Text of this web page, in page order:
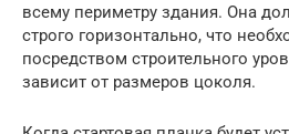
всему периметру здания. Она
строго горизонтально, что
посредством строительного
зависит от размеров цоколя.